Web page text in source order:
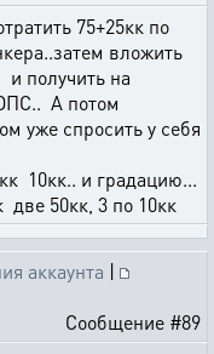
75+25кк по
вложить
и получить на
А потом
уже спросить у себя
10кк.. и градацию...
две 50кк, 3 по 10кк
аккаунта |
Сообщение #89